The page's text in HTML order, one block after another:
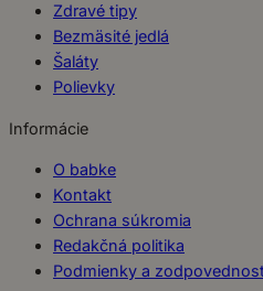
Zdravé tipy
Bezmäsité jedlá
Šaláty
Polievky
Informácie
O babke
Kontakt
Ochrana súkromia
Redakčná politika
Podmienky a